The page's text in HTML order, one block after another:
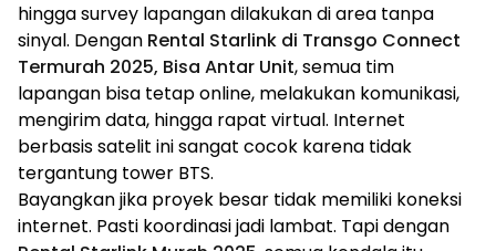
hingga survey lapangan dilakukan di area tanpa
sinyal. Dengan Rental Starlink di Transgo Connect
Termurah 2025, Bisa Antar Unit, semua tim
lapangan bisa tetap online, melakukan komunikasi,
mengirim data, hingga rapat virtual. Internet
berbasis satelit ini sangat cocok karena tidak
tergantung tower BTS.
Bayangkan jika proyek besar tidak memiliki koneksi
internet. Pasti koordinasi jadi lambat. Tapi dengan